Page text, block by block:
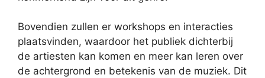
Bovendien zullen er workshops en interacties
plaatsvinden, waardoor het publiek dichterbij
de artiesten kan komen en meer kan leren over
de achtergrond en betekenis van de muziek. Dit